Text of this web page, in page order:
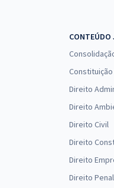
CONTEÚDO
Direito
Direito
Direito Civil
Direito
Direito
Direito Penal